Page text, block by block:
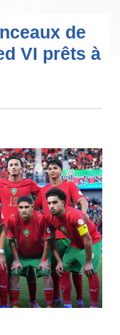
de
VI prêts à